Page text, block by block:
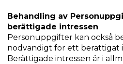
Behandling av
berättigade intressen
Personuppgifter kan också
nödvändigt för ett berättigat
Berättigade intressen är i